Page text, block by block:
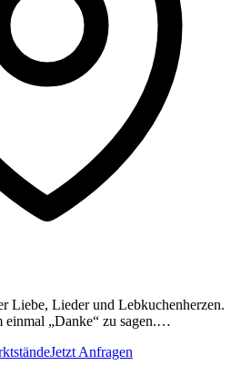
Liebe, Lieder und Lebkuchenherzen.
einmal „Danke“ zu sagen.…
Jetzt Anfragen